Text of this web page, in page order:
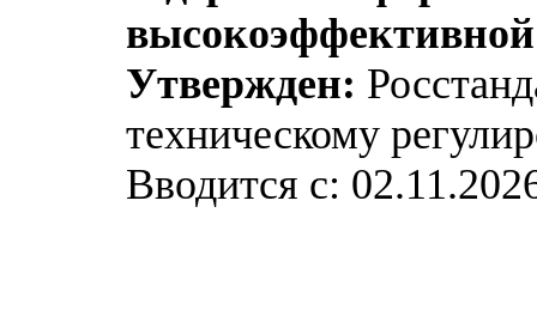
Утвержден:
техническому
Вводится с: